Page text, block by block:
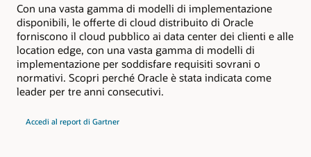
Con una vasta gamma di modelli di implementazione
disponibili, le offerte di cloud distribuito di Oracle
forniscono il cloud pubblico ai data center dei clienti e alle
location edge, con una vasta gamma di modelli di
implementazione per soddisfare requisiti sovrani o
normativi. Scopri perché Oracle è stata indicata come
leader per tre anni consecutivi.
Accedi al report di Gartner